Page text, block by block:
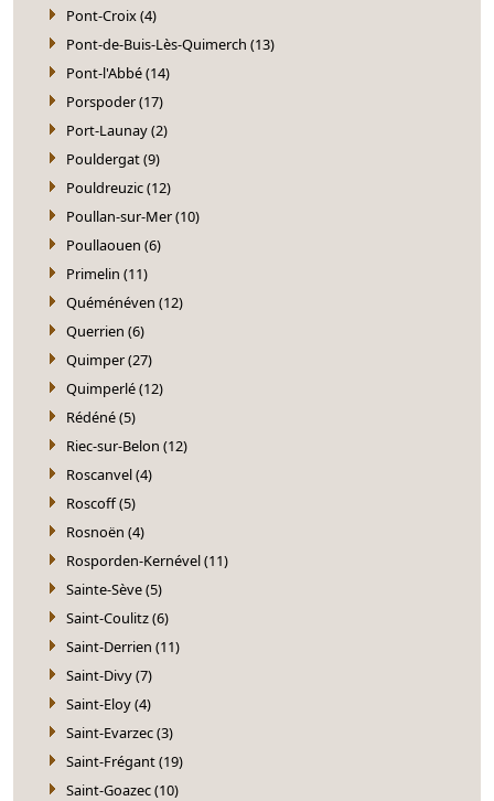
Pont-Croix (4)
Pont-de-Buis-Lès-Quimerch (13)
Pont-l'Abbé (14)
Porspoder (17)
Port-Launay (2)
Pouldergat (9)
Pouldreuzic (12)
Poullan-sur-Mer (10)
Poullaouen (6)
Primelin (11)
Quéménéven (12)
Querrien (6)
Quimper (27)
Quimperlé (12)
Rédéné (5)
Riec-sur-Belon (12)
Roscanvel (4)
Roscoff (5)
Rosnoën (4)
Rosporden-Kernével (11)
Sainte-Sève (5)
Saint-Coulitz (6)
Saint-Derrien (11)
Saint-Divy (7)
Saint-Eloy (4)
Saint-Evarzec (3)
Saint-Frégant (19)
Saint-Goazec (10)